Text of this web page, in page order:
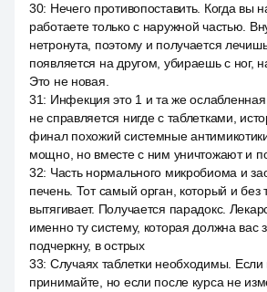
30: Нечего противопоставить. Когда вы
работаете только с наружной частью.
нетронута, поэтому и получается
появляется на другом, убираешь с ног,
Это не новая.
31: Инфекция это 1 и та же
не справляется нигде с таблетками,
финал похожий системные
мощно, но вместе с ним уничтожают и
32: Часть нормального микробиома и
печень. Тот самый орган, который и без
вытягивает. Получается парадокс.
именно ту систему, которая должна
подчеркну, в острых
33: Случаях таблетки необходимы. Если
принимайте, но если после курса не